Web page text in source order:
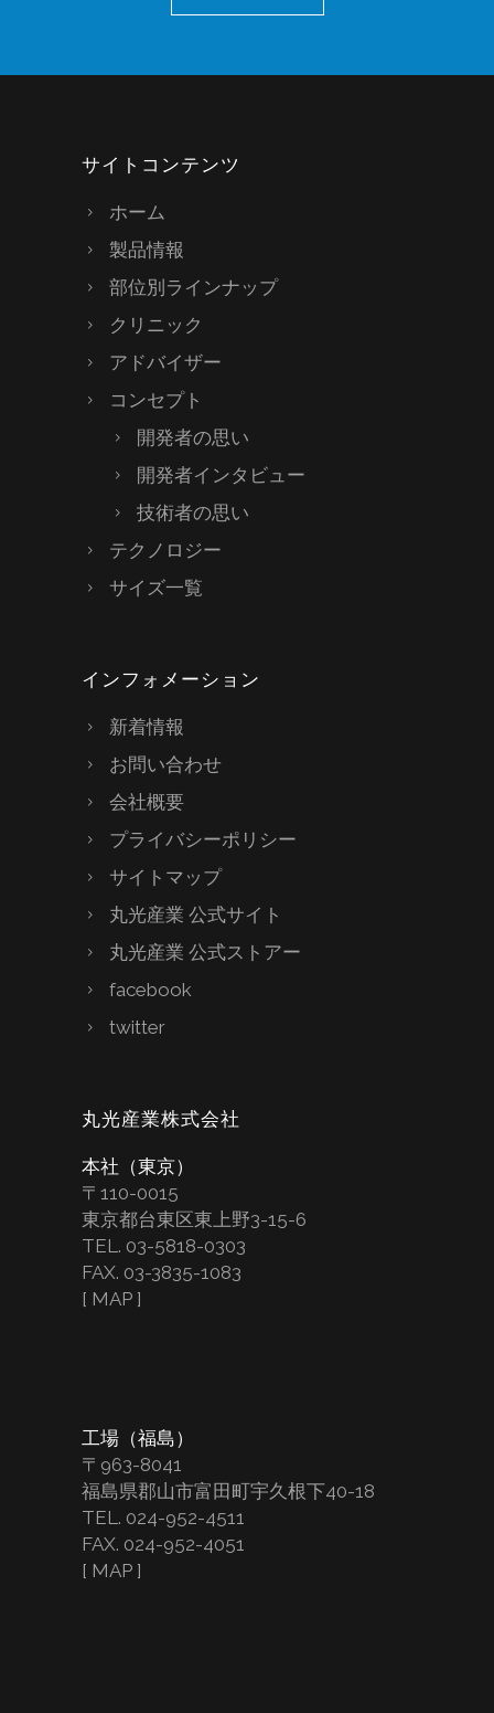
サイトコンテンツ
ホーム
製品情報
部位別ラインナップ
クリニック
アドバイザー
コンセプト
開発者の思い
開発者インタビュー
技術者の思い
テクノロジー
サイズ一覧
インフォメーション
新着情報
お問い合わせ
会社概要
プライバシーポリシー
サイトマップ
丸光産業 公式サイト
丸光産業 公式ストアー
facebook
twitter
丸光産業株式会社
本社（東京）
〒110-0015
東京都台東区東上野3-15-6
TEL. 03-5818-0303
FAX. 03-3835-1083
[ MAP ]
工場（福島）
〒963-8041
福島県郡山市富田町宇久根下40-18
TEL. 024-952-4511
FAX. 024-952-4051
[ MAP ]